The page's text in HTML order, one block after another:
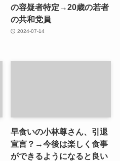
の容疑者特定→20歳の若者
の共和党員
2024-07-14
早食いの小林尊さん、引退
宣言？→今後は楽しく食事
ができるようになると良い